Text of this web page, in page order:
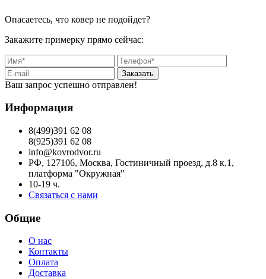
Опасаетесь, что ковер не подойдет?
Закажите примерку прямо сейчас:
Заказать
Ваш запрос успешно отправлен!
Информация
8(499)391 62 08
8(925)391 62 08
info@kovrodvor.ru
РФ, 127106, Москва, Гостиничный проезд, д.8 к.1,
платформа "Окружная"
10-19 ч.
Связаться с нами
Общие
О нас
Контакты
Оплата
Доставка